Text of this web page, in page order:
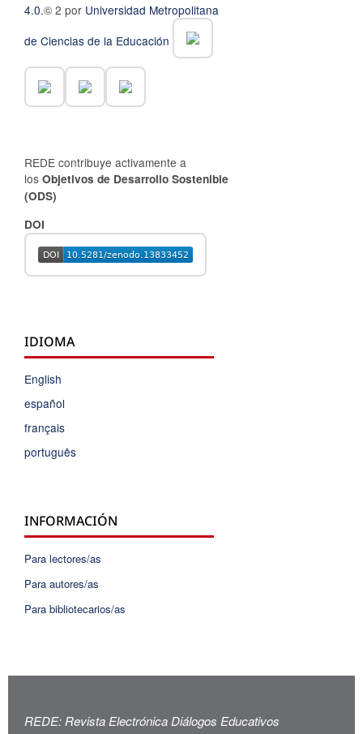
4.0.© 2 por Universidad Metropolitana
de Ciencias de la Educación
REDE contribuye activamente a
los Objetivos de Desarrollo Sostenible
(ODS)
DOI
IDIOMA
English
español
français
português
INFORMACIÓN
Para lectores/as
Para autores/as
Para bibliotecarios/as
REDE: Revista Electrónica Diálogos Educativos